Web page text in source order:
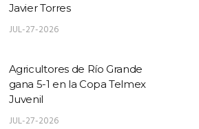
Javier Torres
JUL-27-2026
Agricultores de Río Grande
gana 5-1 en la Copa Telmex
Juvenil
JUL-27-2026